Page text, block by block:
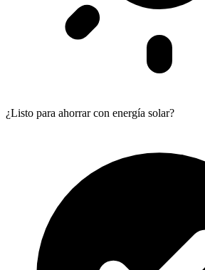
¿Listo para ahorrar con energía solar?